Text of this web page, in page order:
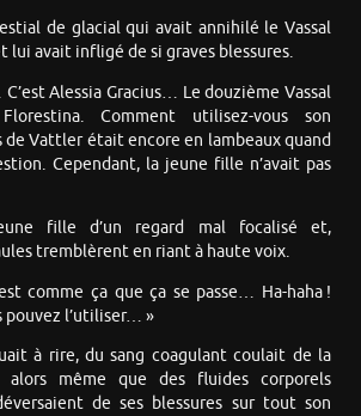
de glacial qui avait annihilé le Vassal
lui avait infligé de si graves blessures.
Alessia Gracius… Le douzième Vassal
Comment utilisez-vous son
de Vattler était encore en lambeaux quand
Cependant, la jeune fille n’avait pas
fille d’un regard mal focalisé et,
tremblèrent en riant à haute voix.
comme ça que ça se passe… Ha-haha !
pouvez l’utiliser… »
à rire, du sang coagulant coulait de la
même que des fluides corporels
de ses blessures sur tout son